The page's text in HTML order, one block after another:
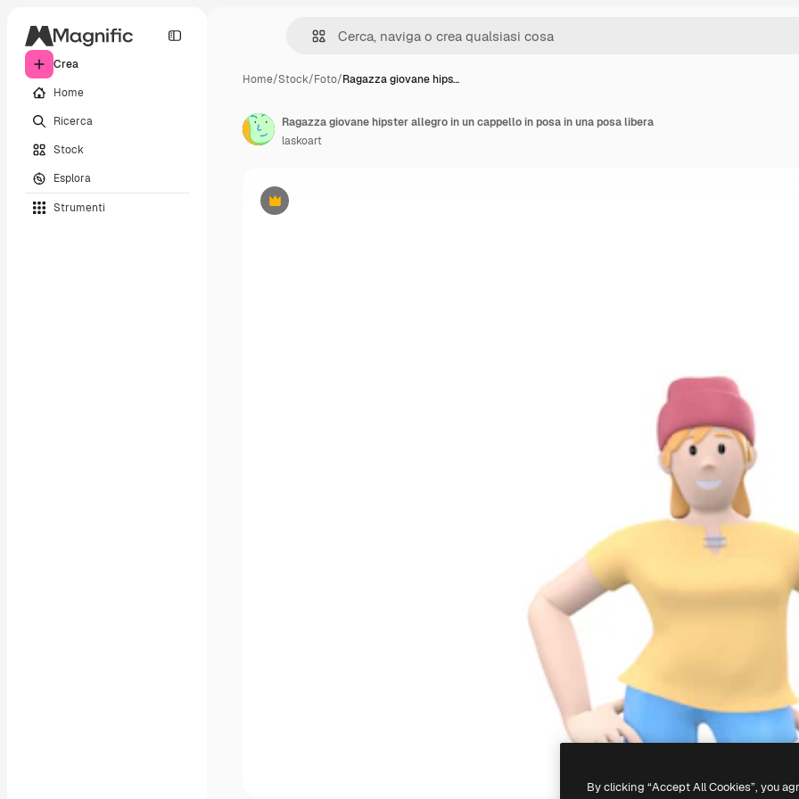
Crea
Home
Ricerca
Stock
Esplora
Strumenti
Home/Stock/Foto/Ragazza giovane hips…
Premium
Ragazza giovane hipster allegro in un cappello in posa in una posa libera
laskoart
By clicking “Accept All Cookies”, you